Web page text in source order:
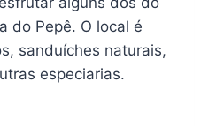
do Pepê. O local é
sanduíches naturais,
especiarias.